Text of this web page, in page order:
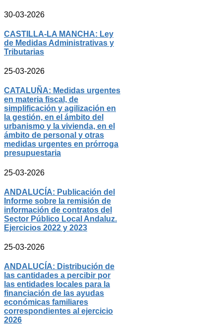
30-03-2026
CASTILLA-LA MANCHA: Ley
de Medidas Administrativas y
Tributarias
25-03-2026
CATALUÑA: Medidas urgentes
en materia fiscal, de
simplificación y agilización en
la gestión, en el ámbito del
urbanismo y la vivienda, en el
ámbito de personal y otras
medidas urgentes en prórroga
presupuestaria
25-03-2026
ANDALUCÍA: Publicación del
Informe sobre la remisión de
información de contratos del
Sector Público Local Andaluz.
Ejercicios 2022 y 2023
25-03-2026
ANDALUCÍA: Distribución de
las cantidades a percibir por
las entidades locales para la
financiación de las ayudas
económicas familiares
correspondientes al ejercicio
2026